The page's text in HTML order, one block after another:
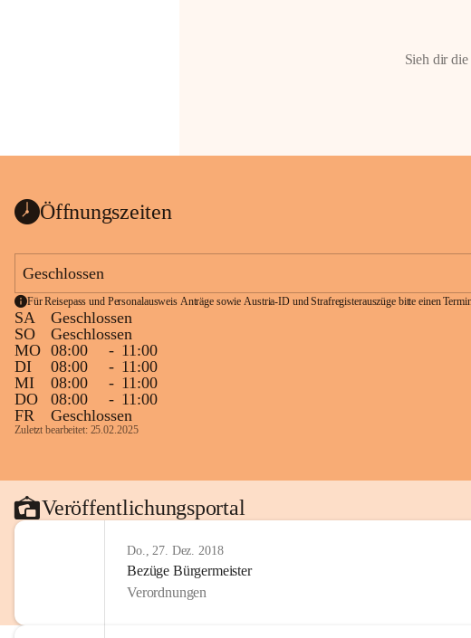
Sieh dir
Öffnungszeiten
Geschlossen
Für Reisepass und Personalausweis Anträge sowie Austria-ID und Strafregisterauszüge bitte einen
SA
Geschlossen
SO
Geschlossen
MO 08:00 - 11:00
DI
08:00 - 11:00
MI
08:00 - 11:00
DO
08:00 - 11:00
FR
Geschlossen
Zuletzt bearbeitet: 25.02.2025
Veröffentlichungsportal
Do., 27. Dez. 2018
Bezüge Bürgermeister
Verordnungen